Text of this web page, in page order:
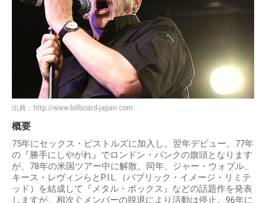
出典： http://www.billboard-japan.com
概要
75年にセックス・ピストルズに加入し、翌年デビュー。77年
の『勝手にしやがれ』でロンドン・パンクの旗頭となります
が、78年の米国ツアー中に解散。同年、ジャー・ウォブル、
キース・レヴィンらとP.I.L.（パブリック・イメージ・リミテ
ッド）を結成して『メタル・ボックス』などの話題作を発表
しますが、相次ぐメンバーの脱退により活動は停止。96年に